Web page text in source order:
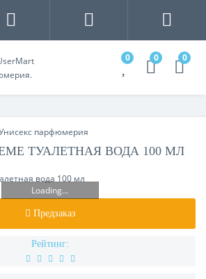
0 0 0
парфюмерия
ТУАЛЕТНАЯ ВОДА 100 МЛ
Loading...
Предзаказ
Рейтинг: